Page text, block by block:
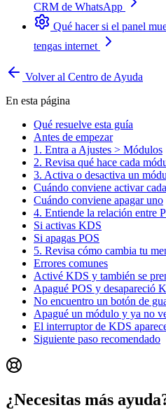
CRM de WhatsApp
Qué hacer si el panel
tengas internet
Volver al Centro de Ayuda
En esta página
Qué resuelve esta guía
Antes de empezar
1. Entra a Ajustes > Módulos
2. Revisa qué hace cada
3. Activa o desactiva un
Cuándo conviene activar
Cuándo conviene apagar uno
4. Entiende la relación entre
Si activas KDS
Si apagas POS
5. Revisa cómo cambia tu
Errores comunes
Activé KDS y también se
Apagué POS y desapareció
No encuentro un botón de
Apagué un módulo y ya no
El interruptor de KDS
Siguiente paso recomendado
¿Necesitas más